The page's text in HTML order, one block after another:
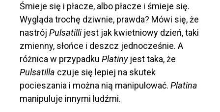
Śmieje się i płacze, albo płacze i śmieje się.
Wygląda trochę dziwnie, prawda? Mówi się, że
nastrój Pulsatillijest jak kwietniowy dzień, taki
zmienny, słońce i deszcz jednocześnie. A
różnica w przypadku Platinyjest taka, że ​​
Pulsatilla czuje się lepiej na skutek
pocieszania i można nią manipulować. Platina
manipuluje innymi ludźmi.